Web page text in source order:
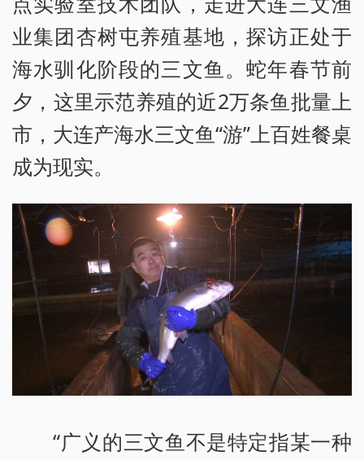
业集团杏树屯养殖基地，探访正处于
海水驯化阶段的三文鱼。蛇年春节前
夕，这里示范养殖的近2万条鱼批量上
市，大连产海水三文鱼“游”上百姓餐桌
成为现实。
“广义的三文鱼不是特定指某一种